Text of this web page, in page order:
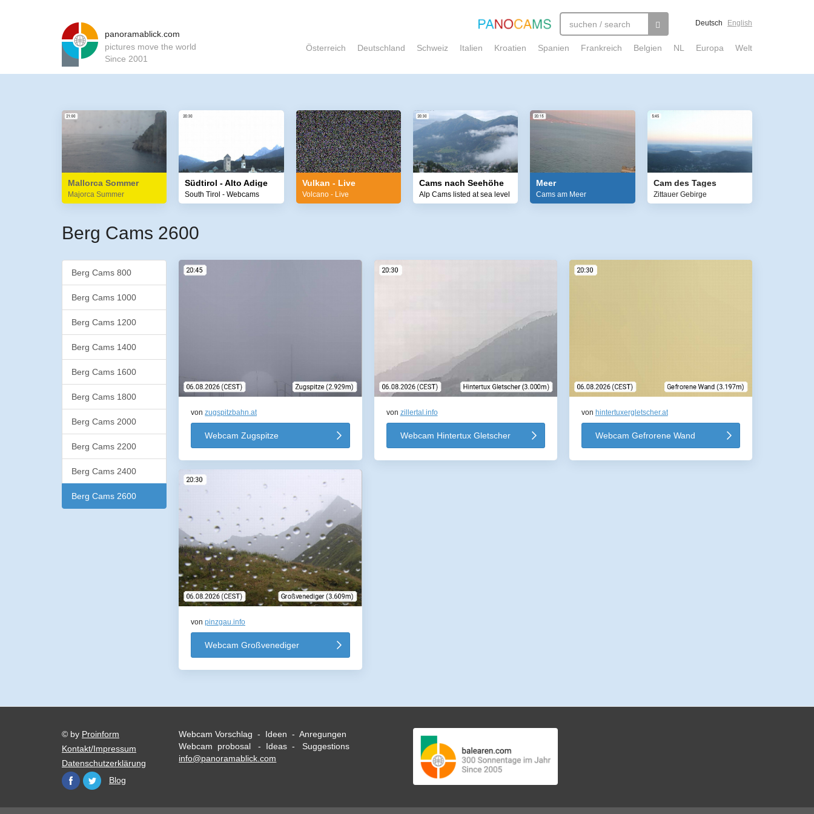
panoramablick.com
pictures move the world
Since 2001
Deutsch English
Österreich Deutschland Schweiz Italien Kroatien Spanien Frankreich Belgien NL Europa Welt
Mallorca Sommer
Majorca Summer
Südtirol - Alto Adige
South Tirol - Webcams
Vulkan - Live
Volcano - Live
Cams nach Seehöhe
Alp Cams listed at sea level
Meer
Cams am Meer
Cam des Tages
Zittauer Gebirge
Berg Cams 2600
Berg Cams 800
Berg Cams 1000
Berg Cams 1200
Berg Cams 1400
Berg Cams 1600
Berg Cams 1800
Berg Cams 2000
Berg Cams 2200
Berg Cams 2400
Berg Cams 2600
vonzugspitzbahn.at
Webcam Zugspitze
von zillertal.info
Webcam Hintertux Gletscher
von hintertuxergletscher.at
Webcam Gefrorene Wand
vonpinzgau.info
Webcam Großvenediger
© by Proinform
Kontakt/Impressum
Datenschutzerklärung
Blog
Webcam Vorschlag - Ideen - Anregungen
Webcam probosal - Ideas - Suggestions
info@panoramablick.com